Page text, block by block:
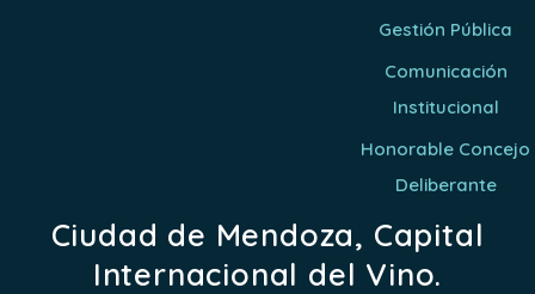
Gestión Pública
Comunicación
Institucional
Honorable Concejo
Deliberante
Ciudad de Mendoza, Capital
Internacional del Vino.